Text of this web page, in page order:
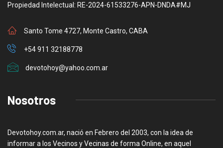
Propiedad Intelectual: RE-2024-61533276-APN-DNDA#MJ
Santo Tome 4727, Monte Castro, CABA
+54 911 32188778
devotohoy@yahoo.com.ar
Nosotros
Devotohoy.com.ar, nació en Febrero del 2003, con la idea de
informar a los Vecinos y Vecinas de forma Online, en aquel